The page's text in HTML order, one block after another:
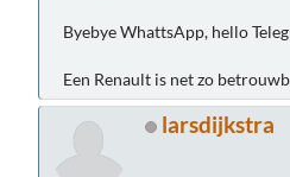
Byebye WhattsApp, hello
Een Renault is net zo
larsdijkstra